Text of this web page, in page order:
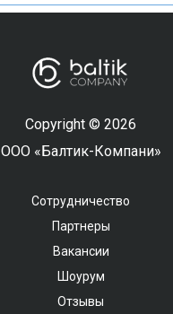
Copyright © 2026
ООО «Балтик-Компани»
Сотрудничество
Партнеры
Вакансии
Шоурум
Отзывы